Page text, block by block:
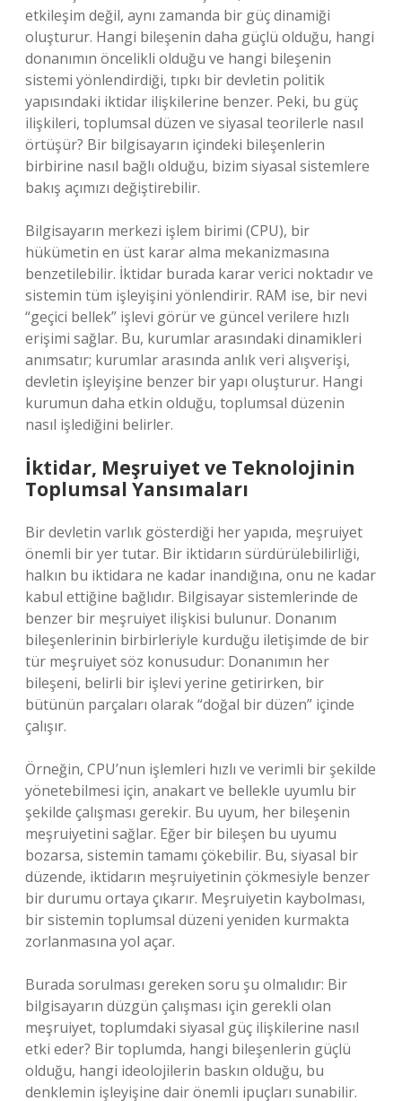
etkileşim değil, aynı zamanda bir güç dinamiği
oluşturur. Hangi bileşenin daha güçlü olduğu, hangi
donanımın öncelikli olduğu ve hangi bileşenin
sistemi yönlendirdiği, tıpkı bir devletin politik
yapısındaki iktidar ilişkilerine benzer. Peki, bu güç
ilişkileri, toplumsal düzen ve siyasal teorilerle nasıl
örtüşür? Bir bilgisayarın içindeki bileşenlerin
birbirine nasıl bağlı olduğu, bizim siyasal sistemlere
bakış açımızı değiştirebilir.
Bilgisayarın merkezi işlem birimi (CPU), bir
hükümetin en üst karar alma mekanizmasına
benzetilebilir. İktidar burada karar verici noktadır ve
sistemin tüm işleyişini yönlendirir. RAM ise, bir nevi
“geçici bellek” işlevi görür ve güncel verilere hızlı
erişimi sağlar. Bu, kurumlar arasındaki dinamikleri
anımsatır; kurumlar arasında anlık veri alışverişi,
devletin işleyişine benzer bir yapı oluşturur. Hangi
kurumun daha etkin olduğu, toplumsal düzenin
nasıl işlediğini belirler.
İktidar, Meşruiyet ve Teknolojinin
Toplumsal Yansımaları
Bir devletin varlık gösterdiği her yapıda, meşruiyet
önemli bir yer tutar. Bir iktidarın sürdürülebilirliği,
halkın bu iktidara ne kadar inandığına, onu ne kadar
kabul ettiğine bağlıdır. Bilgisayar sistemlerinde de
benzer bir meşruiyet ilişkisi bulunur. Donanım
bileşenlerinin birbirleriyle kurduğu iletişimde de bir
tür meşruiyet söz konusudur: Donanımın her
bileşeni, belirli bir işlevi yerine getirirken, bir
bütünün parçaları olarak “doğal bir düzen” içinde
çalışır.
Örneğin, CPU’nun işlemleri hızlı ve verimli bir şekilde
yönetebilmesi için, anakart ve bellekle uyumlu bir
şekilde çalışması gerekir. Bu uyum, her bileşenin
meşruiyetini sağlar. Eğer bir bileşen bu uyumu
bozarsa, sistemin tamamı çökebilir. Bu, siyasal bir
düzende, iktidarın meşruiyetinin çökmesiyle benzer
bir durumu ortaya çıkarır. Meşruiyetin kaybolması,
bir sistemin toplumsal düzeni yeniden kurmakta
zorlanmasına yol açar.
Burada sorulması gereken soru şu olmalıdır: Bir
bilgisayarın düzgün çalışması için gerekli olan
meşruiyet, toplumdaki siyasal güç ilişkilerine nasıl
etki eder? Bir toplumda, hangi bileşenlerin güçlü
olduğu, hangi ideolojilerin baskın olduğu, bu
denklemin işleyişine dair önemli ipuçları sunabilir.